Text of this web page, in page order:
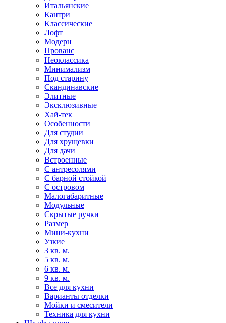
Итальянские
Кантри
Классические
Лофт
Модерн
Прованс
Неоклассика
Минимализм
Под старину
Скандинавские
Элитные
Эксклюзивные
Хай-тек
Особенности
Для студии
Для хрущевки
Для дачи
Встроенные
С антресолями
С барной стойкой
С островом
Малогабаритные
Модульные
Скрытые ручки
Размер
Мини-кухни
Узкие
3 кв. м.
5 кв. м.
6 кв. м.
9 кв. м.
Все для кухни
Варианты отделки
Мойки и смесители
Техника для кухни